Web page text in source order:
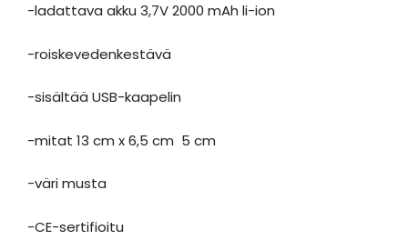
-ladattava akku 3,7V 2000 mAh li-ion
-roiskevedenkestävä
-sisältää USB-kaapelin
-mitat 13 cm x 6,5 cm 5 cm
-väri musta
-CE-sertifioitu